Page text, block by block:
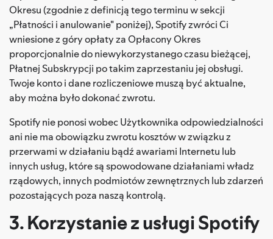
Okresu (zgodnie z definicją tego terminu w sekcji
„Płatności i anulowanie" poniżej), Spotify zwróci Ci
wniesione z góry opłaty za Opłacony Okres
proporcjonalnie do niewykorzystanego czasu bieżącej,
Płatnej Subskrypcji po takim zaprzestaniu jej obsługi.
Twoje konto i dane rozliczeniowe muszą być aktualne,
aby można było dokonać zwrotu.
Spotify nie ponosi wobec Użytkownika odpowiedzialności
ani nie ma obowiązku zwrotu kosztów w związku z
przerwami w działaniu bądź awariami Internetu lub
innych usług, które są spowodowane działaniami władz
rządowych, innych podmiotów zewnętrznych lub zdarzeń
pozostających poza naszą kontrolą.
3. Korzystanie z usługi Spotify